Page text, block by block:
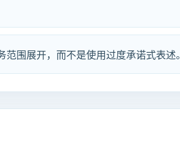
围展开，而不是使用过度承诺式表述。